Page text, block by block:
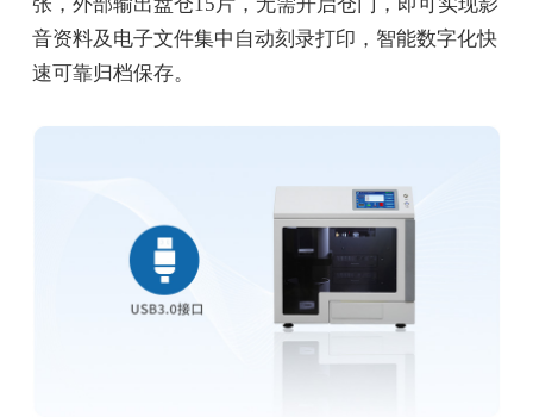
音资料及电子文件集中自动刻录打印，智能数字化快
速可靠归档保存。